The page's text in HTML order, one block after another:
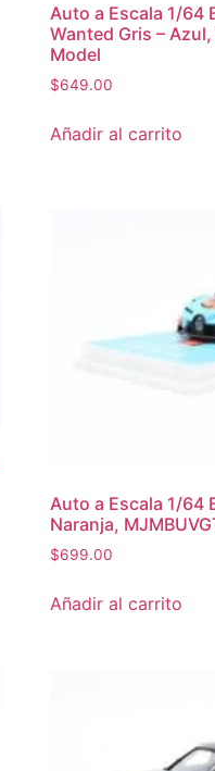
Auto a Escala 1/64
Wanted Gris –
Model
$649.00
Añadir al carrito
Auto a Escala 1/64
Naranja,
$699.00
Añadir al carrito